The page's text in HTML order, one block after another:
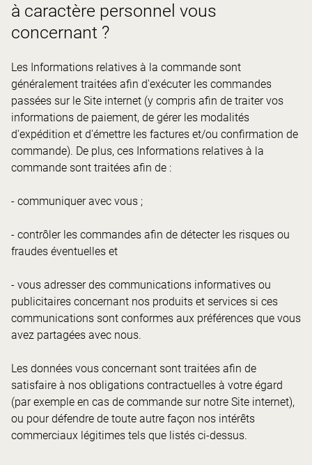
à caractère personnel vous
concernant ?
Les Informations relatives à la commande sont
généralement traitées afin d'exécuter les commandes
passées sur le Site internet (y compris afin de traiter vos
informations de paiement, de gérer les modalités
d'expédition et d'émettre les factures et/ou confirmation de
commande). De plus, ces Informations relatives à la
commande sont traitées afin de :
- communiquer avec vous ;
- contrôler les commandes afin de détecter les risques ou
fraudes éventuelles et
- vous adresser des communications informatives ou
publicitaires concernant nos produits et services si ces
communications sont conformes aux préférences que vous
avez partagées avec nous.
Les données vous concernant sont traitées afin de
satisfaire à nos obligations contractuelles à votre égard
(par exemple en cas de commande sur notre Site internet),
ou pour défendre de toute autre façon nos intérêts
commerciaux légitimes tels que listés ci-dessus.